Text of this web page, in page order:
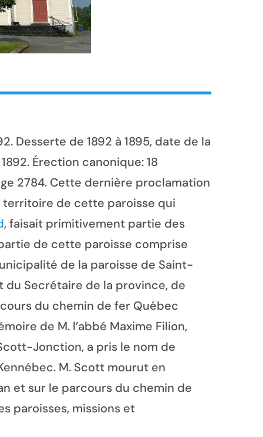
Desserte de 1892 à 1895, date de la
Érection canonique: 18
2784. Cette dernière proclamation
territoire de cette paroisse qui
, faisait primitivement partie des
de cette paroisse comprise
de la paroisse de Saint-
du Secrétaire de la province, de
du chemin de fer Québec
de M. l’abbé Maxime Filion,
Jonction, a pris le nom de
M. Scott mourut en
et sur le parcours du chemin de
paroisses, missions et